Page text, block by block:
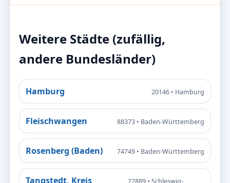
Weitere Städte (zufällig,
andere Bundesländer)
Hamburg 20146 • Hamburg
Fleischwangen 88373 • Baden-Württemberg
Rosenberg (Baden) 74749 • Baden-Württemberg
Tangstedt, Kreis
22889 • Schleswig-